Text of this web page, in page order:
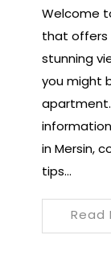
Welcome
that offers
stunning
you might
in Mersin,
tips…
Read